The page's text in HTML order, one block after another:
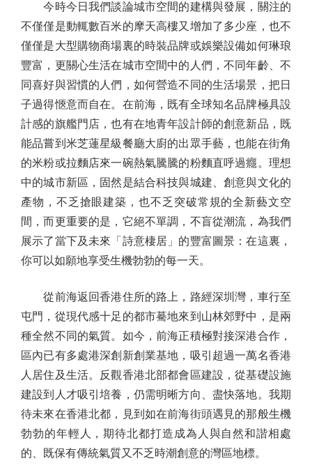
今時今日我們談論城市空間的建構與發展，關注的
不僅僅是動輒數百米的摩天高樓又增加了多少座，也不
僅僅是大型購物商場裏的時裝品牌或娛樂設備如何琳琅
豐富，更關心生活在城市空間中的人們，不同年齡、不
同喜好與習慣的人們，如何營造不同的生活場景，把日
子過得愜意而自在。在前海，既有全球知名品牌極具設
計感的旗艦門店，也有在地青年設計師的創意新品，既
能品嘗到米芝蓮星級餐廳大廚的出眾手藝，也能在街角
的米粉或拉麵店來一碗熱氣騰騰的粉麵直呼過癮。理想
中的城市新區，固然是結合科技與城建、創意與文化的
產物，不乏搶眼建築，也不乏突破常規的全新藝文空
間，而更重要的是，它絕不單調，不盲從潮流，為我們
展示了當下及未來「詩意棲居」的豐富圖景：在這裏，
你可以如願地享受生機勃勃的每一天。
從前海返回香港住所的路上，路經深圳灣，車行至
屯門，從現代感十足的都市驀地來到山林郊野中，是兩
種全然不同的氣質。如今，前海正積極對接深港合作，
區內已有多處港深創新創業基地，吸引超過一萬名香港
人居住及生活。反觀香港北部都會區建設，從基礎設施
建設到人才吸引培養，仍需明晰方向、盡快落地。我期
待未來在香港北都，見到如在前海街頭遇見的那般生機
勃勃的年輕人，期待北都打造成為人與自然和諧相處
的、既保有傳統氣質又不乏時潮創意的灣區地標。